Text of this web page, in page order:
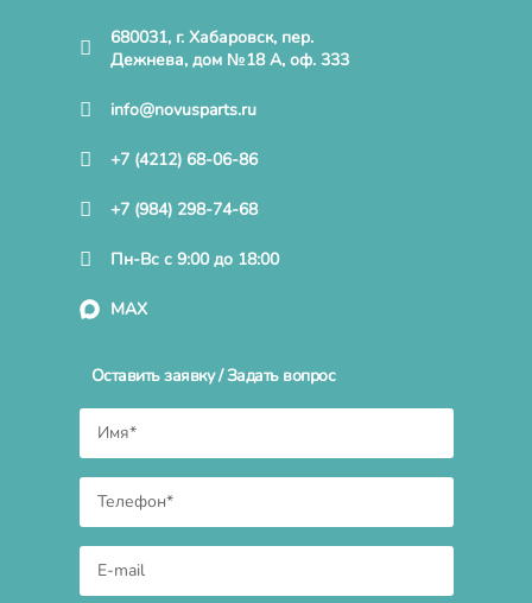
680031, г. Хабаровск, пер.
Дежнева, дом №18 А, оф. 333
info@novusparts.ru
+7 (4212) 68-06-86
+7 (984) 298-74-68
Пн-Вс с 9:00 до 18:00
MAX
Оставить заявку / Задать вопрос